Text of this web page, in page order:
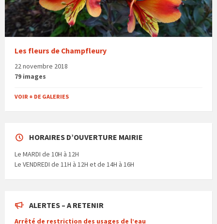
Les fleurs de Champfleury
22 novembre 2018
79 images
VOIR + DE GALERIES
HORAIRES D’OUVERTURE MAIRIE
Le MARDI de 10H à 12H
Le VENDREDI de 11H à 12H et de 14H à 16H
ALERTES – A RETENIR
Arrêté de restriction des usages de l’eau